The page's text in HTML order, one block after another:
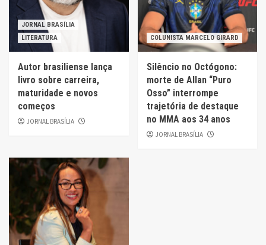
JORNAL BRASÍLIA
LITERATURA
Autor brasiliense lança
livro sobre carreira,
maturidade e novos
começos
JORNAL BRASÍLIA
COLUNISTA MARCELO GIRARD
Silêncio no Octógono:
morte de Allan “Puro
Osso” interrompe
trajetória de destaque
no MMA aos 34 anos
JORNAL BRASÍLIA